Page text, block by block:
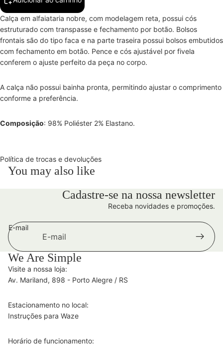
Calça em alfaiataria nobre, com modelagem reta, possui cós
estruturado com transpasse e fechamento por botão. Bolsos
frontais são do tipo faca e na parte traseira possui bolsos embutidos
com fechamento em botão. Pence e cós ajustável por fivela
conferem o ajuste perfeito da peça no corpo.
A calça não possui bainha pronta, permitindo ajustar o comprimento
conforme a preferência.
Composição: 98% Poliéster 2% Elastano.
Política de trocas e devoluções
You may also like
Cadastre-se na nossa newsletter
Receba novidades e promoções.
E-mail
We Are Simple
Visite a nossa loja:
Av. Mariland, 898 - Porto Alegre / RS
Estacionamento no local:
Instruções para Waze
Horário de funcionamento: